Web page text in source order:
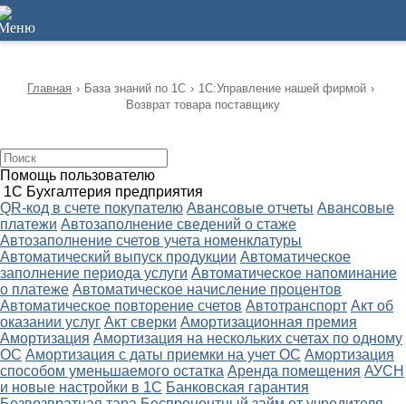
12
Главная › База знаний по 1С › 1С:Управление нашей фирмой ›
Возврат товара поставщику
Помощь пользователю
1С Бухгалтерия предприятия
QR-код в счете покупателю Авансовые отчеты Авансовые
платежи Автозаполнение сведений о стаже
Автозаполнение счетов учета номенклатуры
Автоматический выпуск продукции Автоматическое
заполнение периода услуги Автоматическое напоминание
о платеже Автоматическое начисление процентов
Автоматическое повторение счетов Автотранспорт Акт об
оказании услуг Акт сверки Амортизационная премия
Амортизация Амортизация на нескольких счетах по одному
ОС Амортизация с даты приемки на учет ОС Амортизация
способом уменьшаемого остатка Аренда помещения АУСН
и новые настройки в 1С Банковская гарантия